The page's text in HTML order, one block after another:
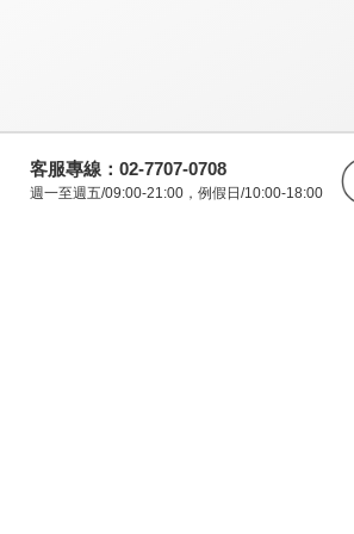
客服專線：02-7707-0708
週一至週五/09:00-21:00，例假日/10:00-18:00